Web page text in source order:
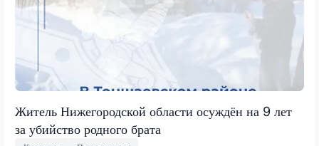
Житель Нижегородской области осуждён на 9 лет
за убийство родного брата